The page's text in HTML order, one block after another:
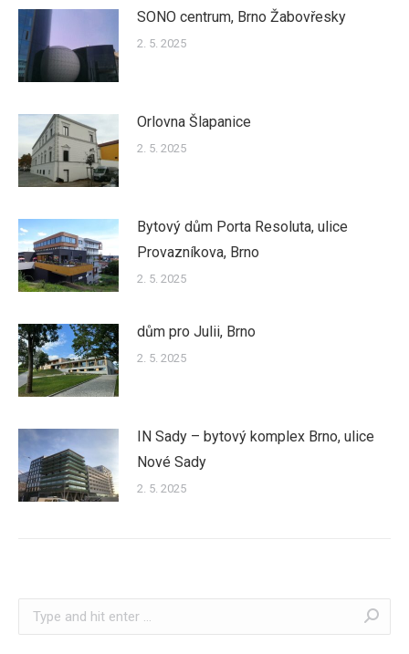
SONO centrum, Brno Žabovřesky
2. 5. 2025
Orlovna Šlapanice
2. 5. 2025
Bytový dům Porta Resoluta, ulice
Provazníkova, Brno
2. 5. 2025
dům pro Julii, Brno
2. 5. 2025
IN Sady – bytový komplex Brno, ulice
Nové Sady
2. 5. 2025
Search: